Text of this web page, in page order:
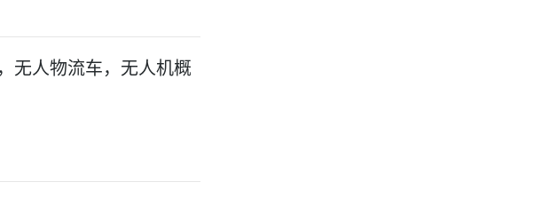
无人物流车，无人机概